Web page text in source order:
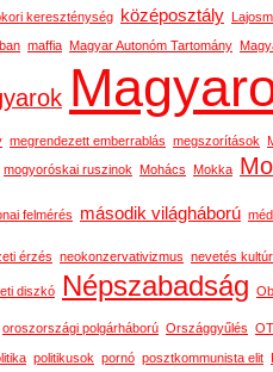
kereszténység középosztály
maffia Magyar Autonóm Tartomány
megrendezett emberrablás megszorítások
mogyoróskai ruszinok Mohács Mokka
felmérés második világháború
érzés neokonzervativizmus nevetés
diszkó Népszabadság
oroszországi polgárháború Országgyűlés
politikusok pornó posztkommunista elit